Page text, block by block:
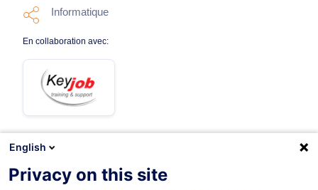
Informatique
En collaboration avec:
English
Privacy on this site